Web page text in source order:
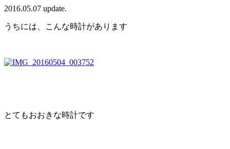
2016.05.07 update.
うちには、こんな時計があります
とてもおおきな時計です